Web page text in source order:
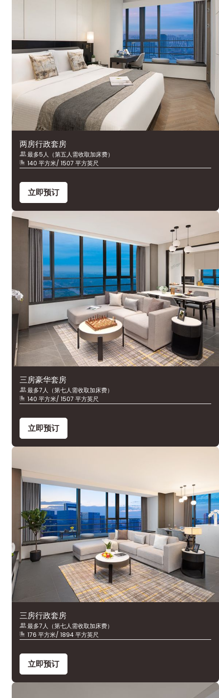
两房行政套房
最多5人（第五人需收取加床费）
140 平方米/ 1507 平方英尺
立即预订
三房豪华套房
最多7人（第七人需收取加床费）
140 平方米/ 1507 平方英尺
立即预订
三房行政套房
最多7人（第七人需收取加床费）
176 平方米/ 1894 平方英尺
立即预订